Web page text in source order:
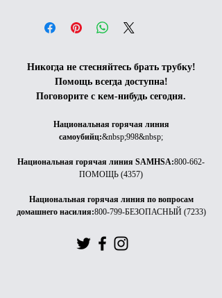
Никогда не стесняйтесь брать трубку!
Помощь всегда доступна!
Поговорите с кем-нибудь сегодня.
Национальная горячая линия
самоубийц:&nbsp;998&nbsp;
Национальная горячая линия SAMHSA:800-662-
ПОМОЩЬ (4357)
Национальная горячая линия по вопросам
домашнего насилия:800-799-БЕЗОПАСНЫЙ (7233)